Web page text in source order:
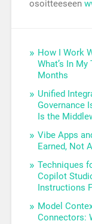
osoitteeseen
How I Work
What’s In
Months
Unified
Governance
Is the
Vibe Apps
Earned, Not
Techniques
Copilot
Instructions
Model
Connectors: